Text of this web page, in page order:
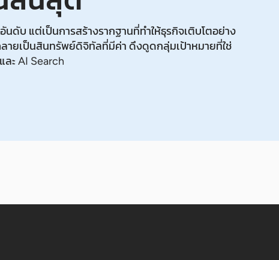
นดับ แต่เป็นการสร้างรากฐานที่ทำให้ธุรกิจเติบโตอย่าง
ายเป็นสินทรัพย์ดิจิทัลที่มีค่า ดึงดูดกลุ่มเป้าหมายที่ใช่
ละ AI Search